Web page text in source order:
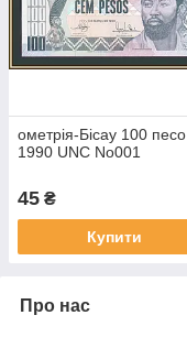
ометрія-Бісау 100 песо
1990 UNC No001
45 ₴
Купити
Про нас